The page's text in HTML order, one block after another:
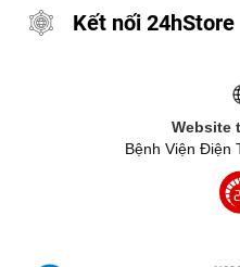
Kết nối 24hStore
Website
Bệnh Viện Điện